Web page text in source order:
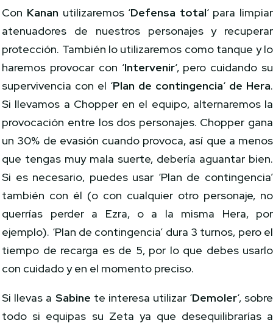
Con Kanan utilizaremos ‘Defensa total‘ para limpiar
atenuadores de nuestros personajes y recuperar
protección. También lo utilizaremos como tanque y lo
haremos provocar con ‘Intervenir‘, pero cuidando su
supervivencia con el ‘Plan de contingencia‘ de Hera.
Si llevamos a Chopper en el equipo, alternaremos la
provocación entre los dos personajes. Chopper gana
un 30% de evasión cuando provoca, así que a menos
que tengas muy mala suerte, debería aguantar bien.
Si es necesario, puedes usar ‘Plan de contingencia’
también con él (o con cualquier otro personaje, no
querrías perder a Ezra, o a la misma Hera, por
ejemplo). ‘Plan de contingencia’ dura 3 turnos, pero el
tiempo de recarga es de 5, por lo que debes usarlo
con cuidado y en el momento preciso.
Si llevas a Sabine te interesa utilizar ‘Demoler‘, sobre
todo si equipas su Zeta ya que desequilibrarías a